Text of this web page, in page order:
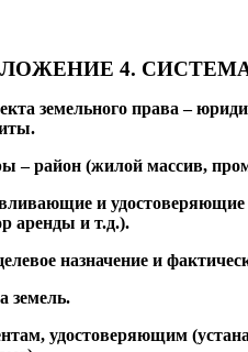
4.
земельного права –
– район (жилой массив,
и удостоверяющие
аренды и т.д.).
назначение и
земель.
удостоверяющим